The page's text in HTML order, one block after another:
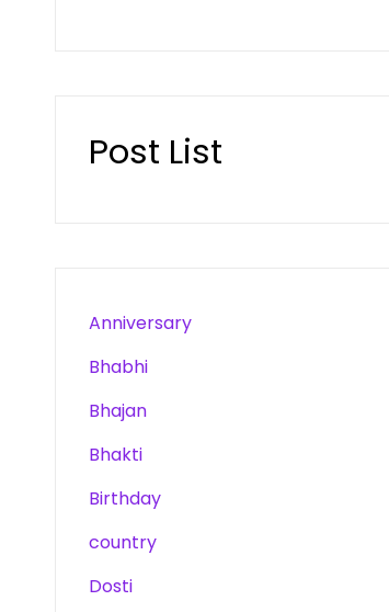
Post List
Anniversary
Bhabhi
Bhajan
Bhakti
Birthday
country
Dosti